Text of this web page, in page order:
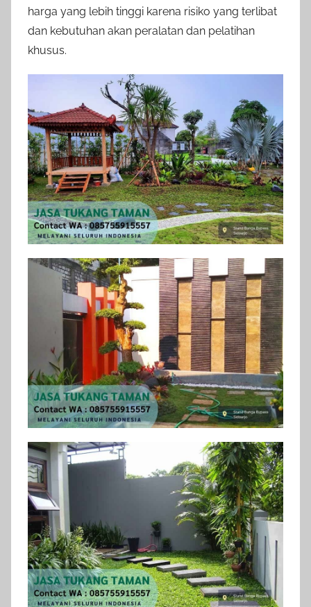
harga yang lebih tinggi karena risiko yang terlibat
dan kebutuhan akan peralatan dan pelatihan
khusus.